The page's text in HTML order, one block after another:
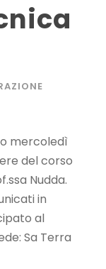
mercoledì
del corso
Nudda.
in
al
Sa Terra